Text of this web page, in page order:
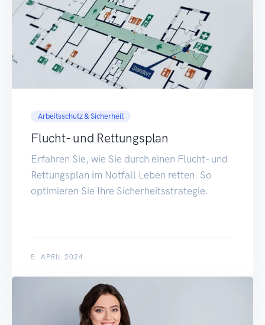
Arbeitsschutz & Sicherheit
Flucht- und Rettungsplan
Erfahren Sie, wie Sie durch einen Flucht- und
Rettungsplan im Notfall Leben retten. So
optimieren Sie Ihre Sicherheitsstrategie.
5. APRIL 2024